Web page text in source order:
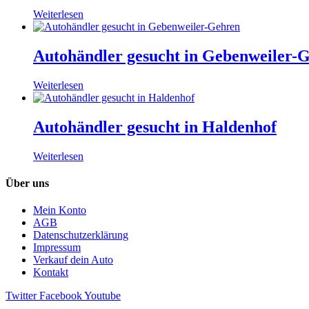
Weiterlesen
Autohändler gesucht in Gebenweiler-
Weiterlesen
Autohändler gesucht in Haldenhof
Weiterlesen
Über uns
Mein Konto
AGB
Datenschutzerklärung
Impressum
Verkauf dein Auto
Kontakt
Twitter FacebookYoutube